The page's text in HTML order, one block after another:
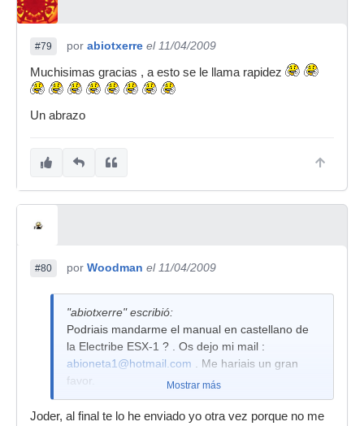
#79 por abiotxerre el 11/04/2009
Muchisimas gracias , a esto se le llama rapidez
Un abrazo
#80 por Woodman el 11/04/2009
"abiotxerre" escribió:
Podriais mandarme el manual en castellano de
la Electribe ESX-1 ? . Os dejo mi mail :
abioneta1@hotmail.com . Me hariais un gran
favor.
Mostrar más
Joder, al final te lo he enviado yo otra vez porque no me